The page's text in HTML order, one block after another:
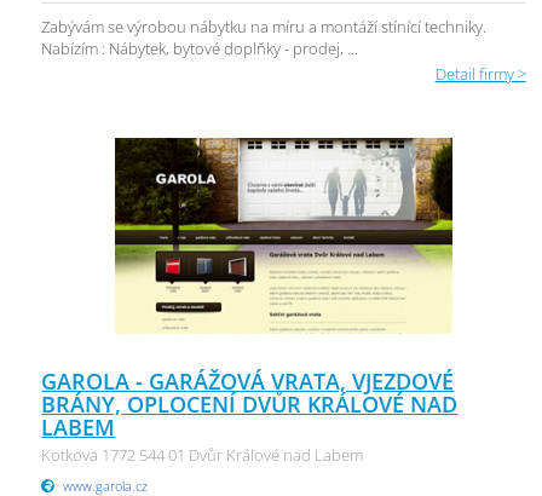
Zabývám se výrobou nábytku na míru a montáží stínící techniky.
Nabízím : Nábytek, bytové doplňky - prodej, ...
Detail firmy >
GAROLA - GARÁŽOVÁ VRATA, VJEZDOVÉ
BRÁNY, OPLOCENÍ DVŮR KRÁLOVÉ NAD
LABEM
Kotkova 1772 544 01 Dvůr Králové nad Labem
www.garola.cz